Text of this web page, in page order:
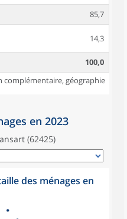
85,7
14,3
100,0
complémentaire, géographie
en 2023
(62425)
des ménages en